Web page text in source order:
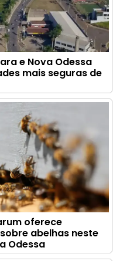
e Nova Odessa
mais seguras de
oferece
abelhas neste
Odessa